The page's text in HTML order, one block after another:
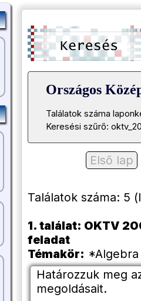
Országos
Találatok száma
Keresési szűrő:
Első lap
Találatok száma: 5
1. találat: OKTV
feladat
Témakör: *Algebra
Határozzuk meg
megoldásait.